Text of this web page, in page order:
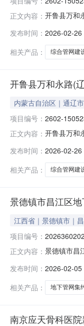
正文内容： 开鲁县万和
础设施项目
发布时间： 2026-02-26
相关产品：
综合管网建
开鲁县万和永路(
内蒙古自治区｜通辽
项目编号： 2602-
正文内容： 开鲁县万和
项目初步设
发布时间： 2026-02-26
相关产品：
综合管网建
景德镇市昌江区
江西省｜景德镇市｜
项目编号：
正文内容： 景德镇市昌
项目投资(
发布时间： 2026-02-05
相关产品：
地下管网集
南京应天骨科医